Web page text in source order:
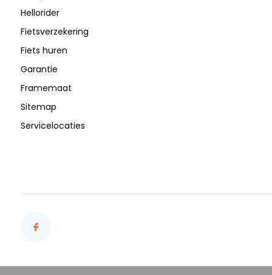
Hellorider
Fietsverzekering
Fiets huren
Garantie
Framemaat
Sitemap
Servicelocaties